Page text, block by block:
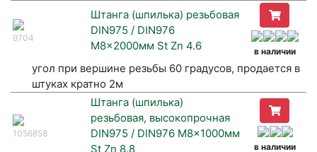
9704
Штанга (шпилька) резьбовая
DIN975 / DIN976
M8x2000мм St Zn 4.6
в наличии
угол при вершине резьбы 60 градусов, продается в
штуках кратно 2м
1056858
Штанга (шпилька)
резьбовая, высокопрочная
DIN975 / DIN976 M8x1000мм
St Zn 8.8
в наличии